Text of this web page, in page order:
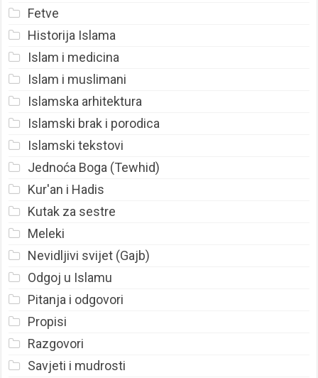
Fetve
Historija Islama
Islam i medicina
Islam i muslimani
Islamska arhitektura
Islamski brak i porodica
Islamski tekstovi
Jednoća Boga (Tewhid)
Kur'an i Hadis
Kutak za sestre
Meleki
Nevidljivi svijet (Gajb)
Odgoj u Islamu
Pitanja i odgovori
Propisi
Razgovori
Savjeti i mudrosti